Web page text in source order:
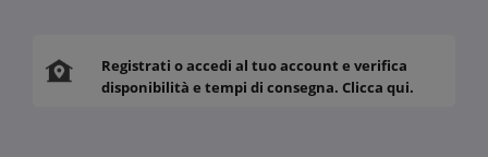
Registrati o accedi al tuo account e verifica
disponibilità e tempi di consegna. Clicca qui.